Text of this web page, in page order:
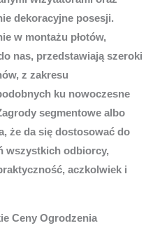
dekoracyjne posesji.
w montażu płotów,
nas, przedstawiają szeroki
z zakresu
ku nowoczesne
segmentowe albo
że da się dostosować do
wszystkich odbiorcy,
aczkolwiek i
Ceny Ogrodzenia